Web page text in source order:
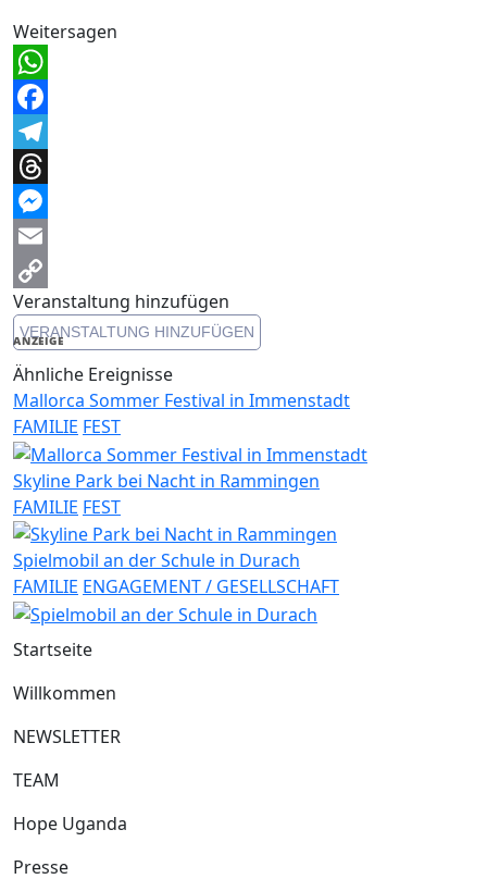
Weitersagen
WhatsApp
Facebook
Telegram
Threads
Messenger
Email
Copy
Link
Veranstaltung hinzufügen
VERANSTALTUNG HINZUFÜGEN
ANZEIGE
Ähnliche Ereignisse
Mallorca Sommer Festival in Immenstadt
FAMILIE FEST
Skyline Park bei Nacht in Rammingen
FAMILIE FEST
Spielmobil an der Schule in Durach
FAMILIE ENGAGEMENT / GESELLSCHAFT
Startseite
Willkommen
NEWSLETTER
TEAM
Hope Uganda
Presse